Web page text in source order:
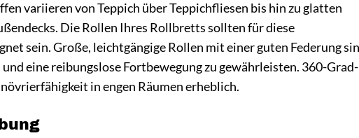
variieren von Teppich über Teppichfliesen bis hin zu glatten
Die Rollen Ihres Rollbretts sollten für diese
sein. Große, leichtgängige Rollen mit einer guten Federung
eine reibungslose Fortbewegung zu gewährleisten. 360-Grad-
in engen Räumen erheblich.